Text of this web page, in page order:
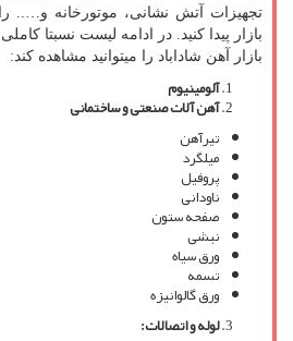
تجهیزات آتش نشانی، موتورخانه و….. را
بازار پیدا کنید. در ادامه لیست نسبتا
بازار آهن شاداباد را میتوانید مشاهده کند:
آلومینیوم
آهن آلات صنعتی و ساختمانی
تیرآهن
میلگرد
پروفیل
ناودانی
صفحه ستون
نبشی
ورق سیاه
تسمه
ورق گالوانیزه
لوله و اتصالات: